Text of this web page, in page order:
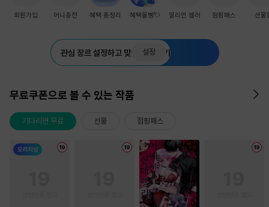
회원가입 머니충전 혜택 총정리 혜택몰빵💘 밀리언 셀러 점핑패스 선물
관심 장르 설정하고 맞춤 추천 받기
설정
무료쿠폰으로 볼 수 있는 작품
기다리면 무료 선물 점핑패스